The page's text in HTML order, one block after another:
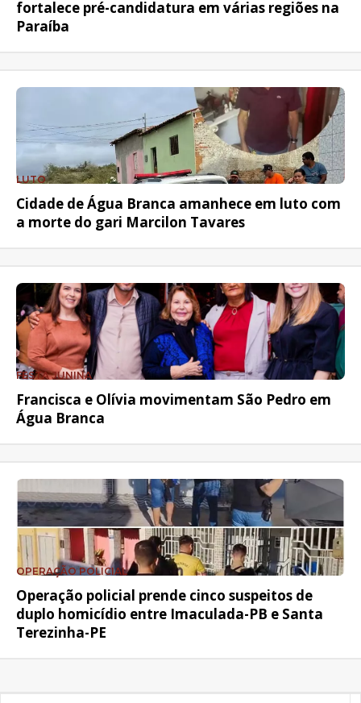
fortalece pré-candidatura em várias regiões na
Paraíba
LUTO
Cidade de Água Branca amanhece em luto com
a morte do gari Marcilon Tavares
FESTA JUNINA
Francisca e Olívia movimentam São Pedro em
Água Branca
OPERAÇÃO POLICIAL
Operação policial prende cinco suspeitos de
duplo homicídio entre Imaculada-PB e Santa
Terezinha-PE